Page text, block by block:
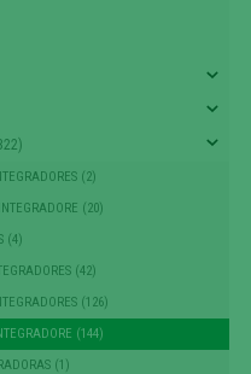
(2)
(20)
(4)
(42)
(126)
(144)
(1)